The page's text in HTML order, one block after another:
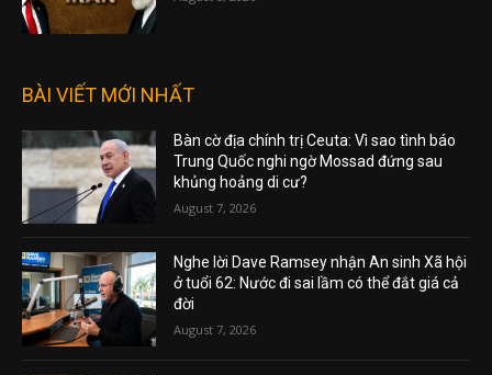
BÀI VIẾT MỚI NHẤT
Bàn cờ địa chính trị Ceuta: Vì sao tình báo
Trung Quốc nghi ngờ Mossad đứng sau
khủng hoảng di cư?
August 7, 2026
Nghe lời Dave Ramsey nhận An sinh Xã hội
ở tuổi 62: Nước đi sai lầm có thể đắt giá cả
đời
August 7, 2026